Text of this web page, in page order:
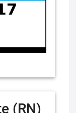
(RN)